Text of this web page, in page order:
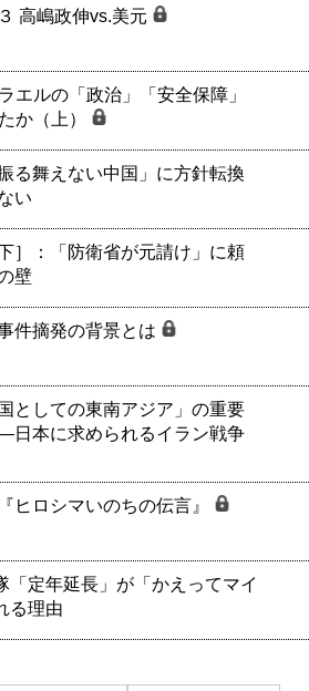
高嶋政伸vs.美元
エルの「政治」「安全保障」
か（上）
る舞えない中国」に方針転換
い
］：「防衛省が元請け」に頼
壁
件摘発の背景とは
としての東南アジア」の重要
本に求められるイラン戦争
ロシマいのちの伝言』
「定年延長」が「かえってマイ
る理由